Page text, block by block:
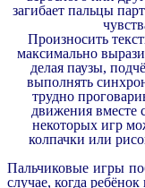
загибает пальцы
Произносить
максимально
делая паузы,
выполнять
трудно
движения вместе
некоторых игр
колпачки или
Пальчиковые игры
случае, когда